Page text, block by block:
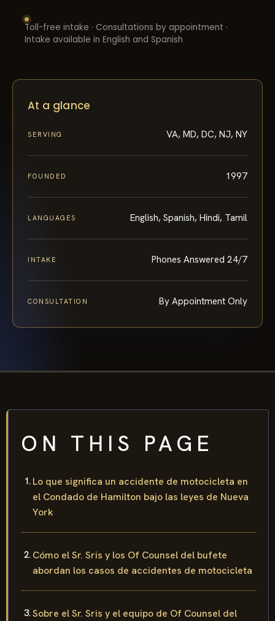
Toll-free intake · Consultations by appointment ·
Intake available in English and Spanish
At a glance
SERVING VA, MD, DC, NJ, NY
FOUNDED 1997
LANGUAGES English, Spanish, Hindi, Tamil
INTAKE Phones Answered 24/7
CONSULTATION By Appointment Only
ON THIS PAGE
Lo que significa un accidente de motocicleta en
el Condado de Hamilton bajo las leyes de Nueva
York
Cómo el Sr. Sris y los Of Counsel del bufete
abordan los casos de accidentes de motocicleta
Sobre el Sr. Sris y el equipo de Of Counsel del